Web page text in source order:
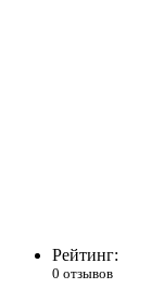
Рейтинг:
0 отзывов